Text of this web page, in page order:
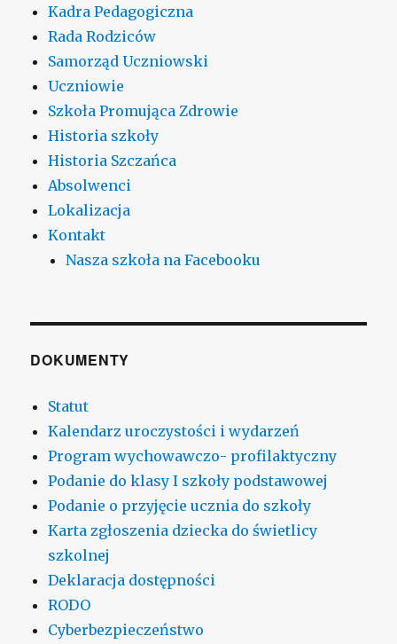
Kadra Pedagogiczna
Rada Rodziców
Samorząd Uczniowski
Uczniowie
Szkoła Promująca Zdrowie
Historia szkoły
Historia Szczańca
Absolwenci
Lokalizacja
Kontakt
Nasza szkoła na Facebooku
DOKUMENTY
Statut
Kalendarz uroczystości i wydarzeń
Program wychowawczo- profilaktyczny
Podanie do klasy I szkoły podstawowej
Podanie o przyjęcie ucznia do szkoły
Karta zgłoszenia dziecka do świetlicy
szkolnej
Deklaracja dostępności
RODO
Cyberbezpieczeństwo